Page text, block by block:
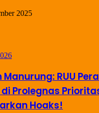
2025
Manurung: RUU
Prolegnas
Hoaks!